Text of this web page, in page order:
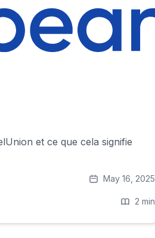
et ce que cela signifie
May 16, 2025
2 min